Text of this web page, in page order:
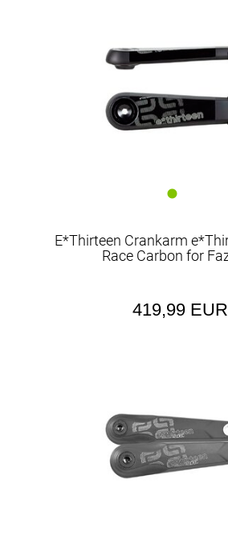
E*Thirteen Crankarm
Race Carbon for
419,99 EUR